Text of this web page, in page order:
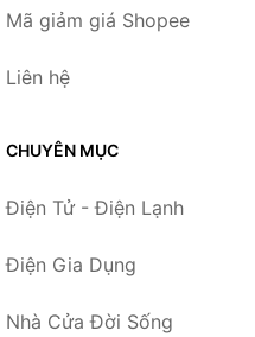
Mã giảm giá Shopee
Liên hệ
CHUYÊN MỤC
Điện Tử - Điện Lạnh
Điện Gia Dụng
Nhà Cửa Đời Sống